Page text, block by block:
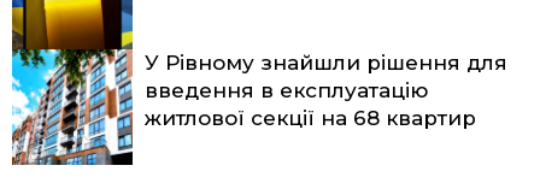
У Рівному знайшли рішення для
введення в експлуатацію
житлової секції на 68 квартир